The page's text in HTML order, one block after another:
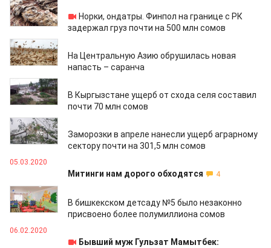
16.06.2020
Норки, ондатры. Финпол на границе с РК
задержал груз почти на 500 млн сомов
09.06.2020
На Центральную Азию обрушилась новая
напасть – саранча
04.05.2020
В Кыргызстане ущерб от схода селя составил
почти 70 млн сомов
22.04.2020
Заморозки в апреле нанесли ущерб аграрному
сектору почти на 301,5 млн сомов
05.03.2020
Митинги нам дорого обходятся
4
19.02.2020
В бишкекском детсаду №5 было незаконно
присвоено более полумиллиона сомов
06.02.2020
Бывший муж Гульзат Мамытбек: